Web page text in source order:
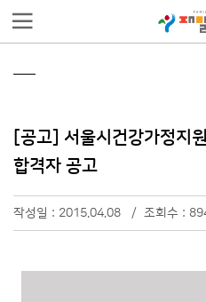
[공고] 서울시건강가정지
합격자 공고
작성일 : 2015.04.08 / 조회수 :